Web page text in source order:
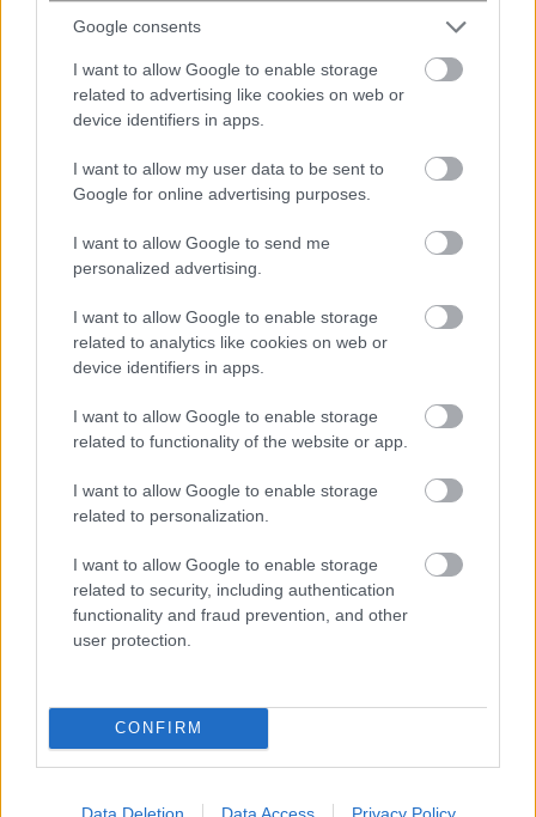
Google consents
I want to allow Google to enable storage
related to advertising like cookies on web or
device identifiers in apps.
I want to allow my user data to be sent to
Google for online advertising purposes.
I want to allow Google to send me
personalized advertising.
I want to allow Google to enable storage
related to analytics like cookies on web or
device identifiers in apps.
I want to allow Google to enable storage
related to functionality of the website or app.
I want to allow Google to enable storage
related to personalization.
I want to allow Google to enable storage
related to security, including authentication
functionality and fraud prevention, and other
user protection.
CONFIRM
Data Deletion Data Access Privacy Policy
21 λεπτά πριν
Παραλίες: Περισσότεροι από 1.500
έλεγχοι – Drones και νέες τεχνολογίες
στη μάχη κατά της αυθαίρετης...
Τουρισμός για Όλους 2026-2027: Ποιοι
ΑΦΜ κάνουν αίτηση σήμερα και ποιοι το
Σαββατοκύριακο
1 ώρα πριν
ΟΠΕΚΑ: Ποιοι πληρώνονται σήμερα και
ποιοι στις 31 Αυγούστου 2026
ENIKOS NETWORK